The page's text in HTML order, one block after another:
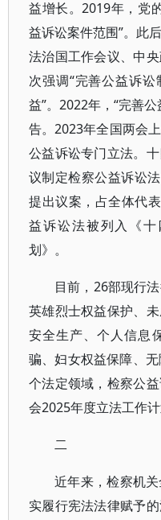
益增长。2019年，党
益诉讼案件范围”。此
法治国工作会议、中
次强调“完善公益诉
益”。2022年，“完善
告。2023年全国两会
公益诉讼专门立法。
议制定检察公益诉讼
提出议案，占全体代
益诉讼法被列入《
划》。
目前，26部现行
英雄烈士权益保护、
安全生产、个人信息
骗、妇女权益保障、
个法定领域，检察公
会2025年度立法工作
二
近年来，检察机
实履行宪法法律赋予